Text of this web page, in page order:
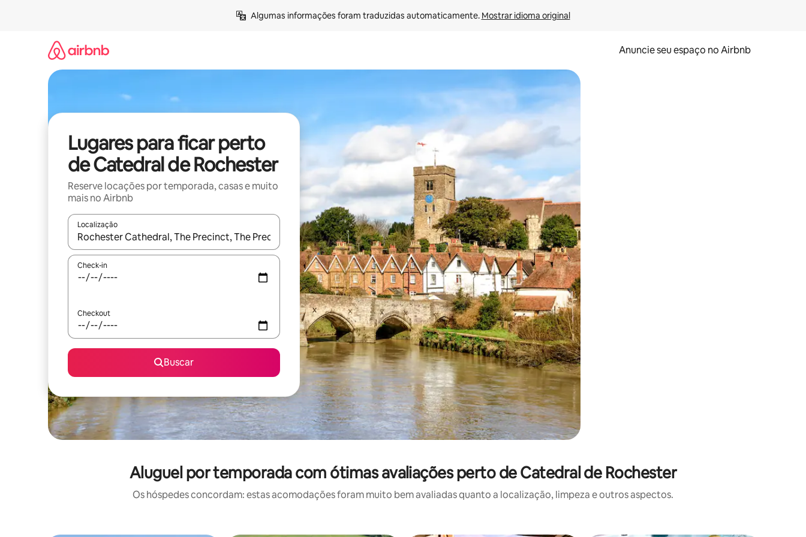
Algumas informações foram traduzidas automaticamente. Mostrar idioma original
Anuncie seu espaço no Airbnb
Lugares para ficar perto
de Catedral de Rochester
Reserve locações por temporada, casas e muito
mais no Airbnb
Localização
Quando os resultados estiverem disponíveis, explore-os usando as seta para cima e para baixo do teclado ou tocando e deslizando o dedo na tela.
Check-in
Checkout
Buscar
Aluguel por temporada com ótimas avaliações perto de Catedral de Rochester
Os hóspedes concordam: estas acomodações foram muito bem avaliadas quanto a localização, limpeza e outros aspectos.